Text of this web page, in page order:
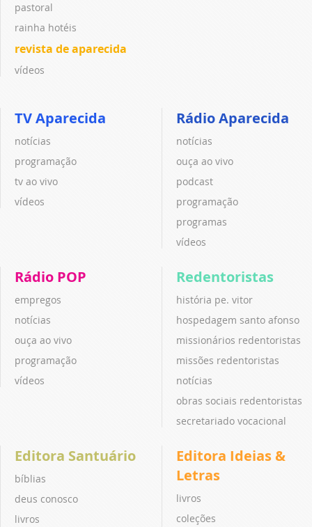
pastoral
rainha hotéis
revista de aparecida
vídeos
TV Aparecida
notícias
programação
tv ao vivo
vídeos
Rádio Aparecida
notícias
ouça ao vivo
podcast
programação
programas
vídeos
Rádio POP
empregos
notícias
ouça ao vivo
programação
vídeos
Redentoristas
história pe. vitor
hospedagem santo afonso
missionários redentoristas
missões redentoristas
notícias
obras sociais redentoristas
secretariado vocacional
Editora Santuário
bíblias
deus conosco
livros
Editora Ideias &
Letras
livros
coleções